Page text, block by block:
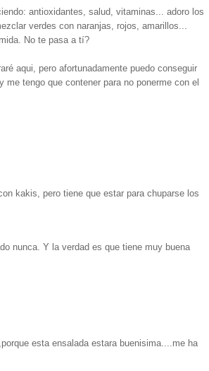
antioxidantes, salud, vitaminas... adoro los
verdes con naranjas, rojos, amarillos...
No te pasa a tí?
aqui, pero afortunadamente puedo conseguir
tengo que contener para no ponerme con el
kakis, pero tiene que estar para chuparse los
nunca. Y la verdad es que tiene muy buena
esta ensalada estara buenisima....me ha